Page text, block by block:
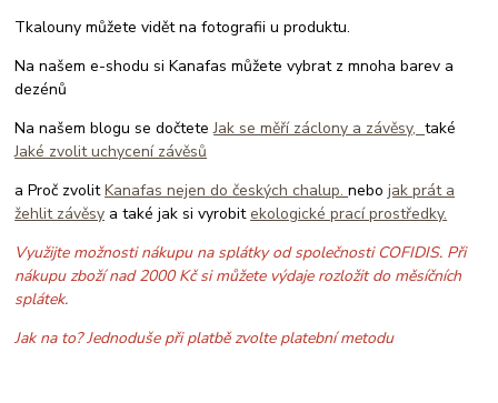
Tkalouny můžete vidět na fotografii u produktu.
Na našem e-shodu si Kanafas můžete vybrat z mnoha barev a
dezénů
Na našem blogu se dočteteJak se měří záclony a závěsy,také
Jaké zvolit uchycení závěsů
a Proč zvolitKanafas nejen do českých chalup.nebojak prát a
žehlit závěsy a také jak si vyrobitekologické prací prostředky.
Využijte možnosti nákupu na splátky od společnosti COFIDIS. Při
nákupu zboží nad 2000 Kč si můžete výdaje rozložit do měsíčních
splátek.
Jak na to? Jednoduše při platbě zvolte platební metodu